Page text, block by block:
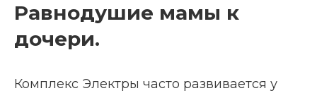
Равнодушие мамы к
дочери.
Комплекс Электры часто развивается у